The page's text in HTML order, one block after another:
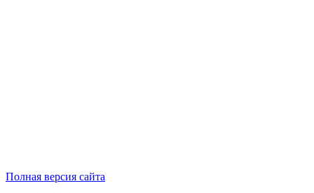
Полная версия сайта